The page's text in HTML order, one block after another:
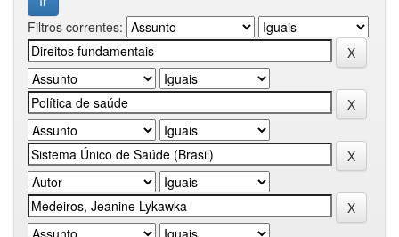
Filtros correntes: